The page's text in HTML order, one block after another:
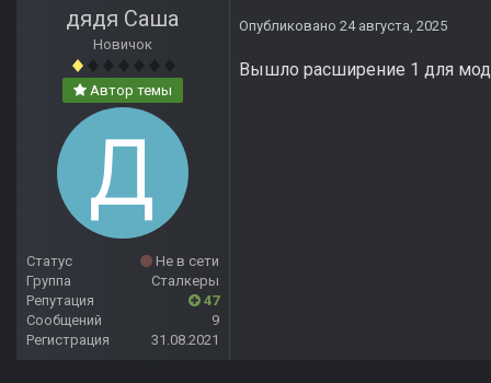
дядя Саша
Новичок
Автор темы
Статус
Не в сети
Группа
Сталкеры
Репутация
47
Сообщений
9
Регистрация
31.08.2021
Опубликовано 24 августа, 2025
Вышло расширение 1 для